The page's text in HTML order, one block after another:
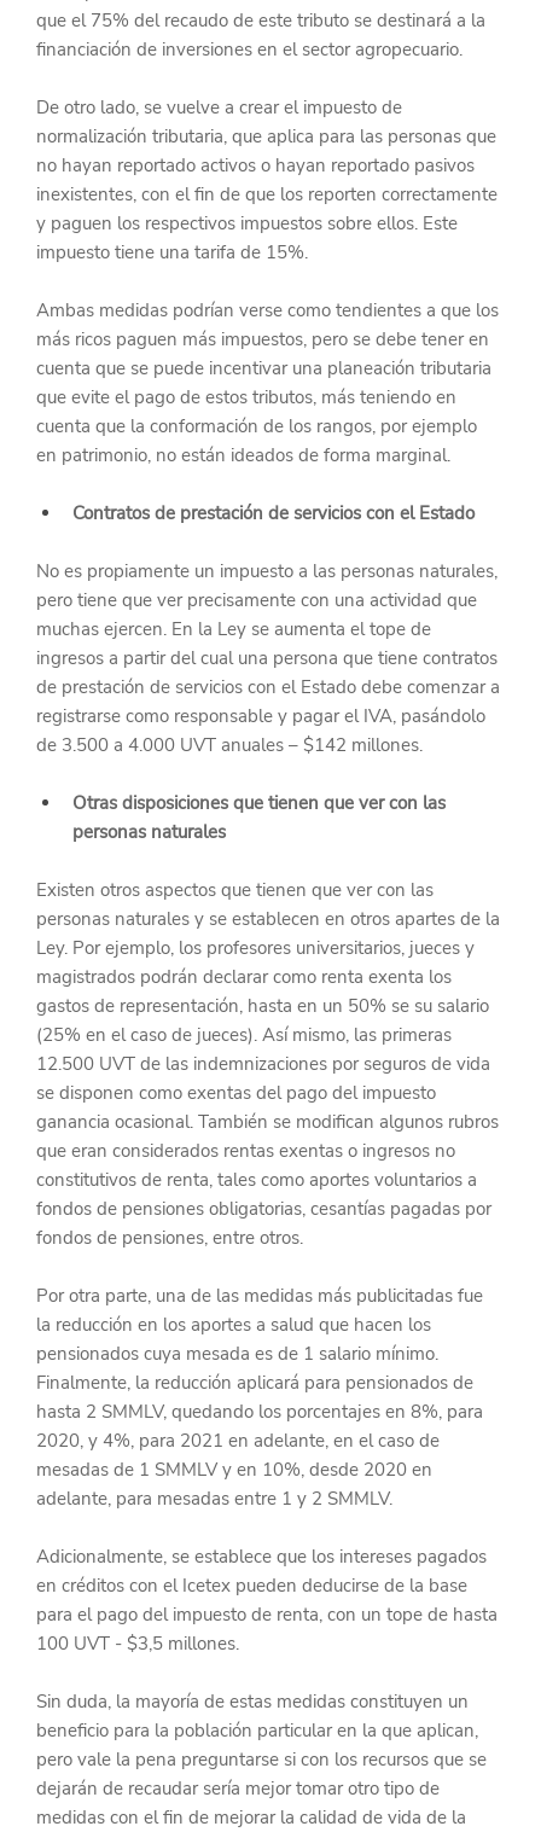
que el 75% del recaudo de este tributo se destinará a la
financiación de inversiones en el sector agropecuario.
De otro lado, se vuelve a crear el impuesto de
normalización tributaria, que aplica para las personas que
no hayan reportado activos o hayan reportado pasivos
inexistentes, con el fin de que los reporten correctamente
y paguen los respectivos impuestos sobre ellos. Este
impuesto tiene una tarifa de 15%.
Ambas medidas podrían verse como tendientes a que los
más ricos paguen más impuestos, pero se debe tener en
cuenta que se puede incentivar una planeación tributaria
que evite el pago de estos tributos, más teniendo en
cuenta que la conformación de los rangos, por ejemplo
en patrimonio, no están ideados de forma marginal.
Contratos de prestación de servicios con el Estado
No es propiamente un impuesto a las personas naturales,
pero tiene que ver precisamente con una actividad que
muchas ejercen. En la Ley se aumenta el tope de
ingresos a partir del cual una persona que tiene contratos
de prestación de servicios con el Estado debe comenzar a
registrarse como responsable y pagar el IVA, pasándolo
de 3.500 a 4.000 UVT anuales – $142 millones.
Otras disposiciones que tienen que ver con las
personas naturales
Existen otros aspectos que tienen que ver con las
personas naturales y se establecen en otros apartes de la
Ley. Por ejemplo, los profesores universitarios, jueces y
magistrados podrán declarar como renta exenta los
gastos de representación, hasta en un 50% se su salario
(25% en el caso de jueces). Así mismo, las primeras
12.500 UVT de las indemnizaciones por seguros de vida
se disponen como exentas del pago del impuesto
ganancia ocasional. También se modifican algunos rubros
que eran considerados rentas exentas o ingresos no
constitutivos de renta, tales como aportes voluntarios a
fondos de pensiones obligatorias, cesantías pagadas por
fondos de pensiones, entre otros.
Por otra parte, una de las medidas más publicitadas fue
la reducción en los aportes a salud que hacen los
pensionados cuya mesada es de 1 salario mínimo.
Finalmente, la reducción aplicará para pensionados de
hasta 2 SMMLV, quedando los porcentajes en 8%, para
2020, y 4%, para 2021 en adelante, en el caso de
mesadas de 1 SMMLV y en 10%, desde 2020 en
adelante, para mesadas entre 1 y 2 SMMLV.
Adicionalmente, se establece que los intereses pagados
en créditos con el Icetex pueden deducirse de la base
para el pago del impuesto de renta, con un tope de hasta
100 UVT - $3,5 millones.
Sin duda, la mayoría de estas medidas constituyen un
beneficio para la población particular en la que aplican,
pero vale la pena preguntarse si con los recursos que se
dejarán de recaudar sería mejor tomar otro tipo de
medidas con el fin de mejorar la calidad de vida de la